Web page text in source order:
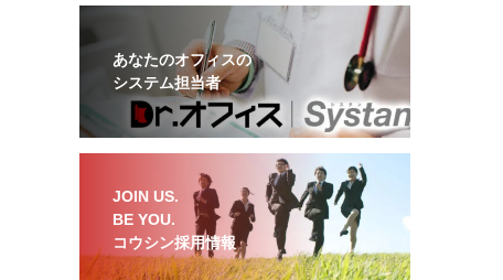
あなたのオフィスの
システム担当者
JOIN US.
BE YOU.
コウシン採用情報